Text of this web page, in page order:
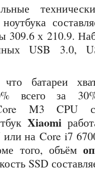
309.6 х 210.9.
USB 3.0,
что батареи
всего за
M3 CPU с
Xiaomi
на Core i7
того, объём
SSD